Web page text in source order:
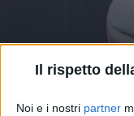
Il rispetto
Noi e i nostri partner
IL SUO MESSAGGIO